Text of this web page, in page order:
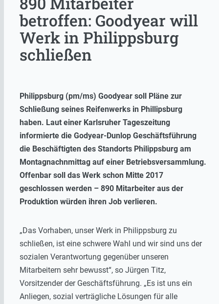
betroffen: Goodyear will
Werk in Philippsburg
schließen
Philippsburg (pm/ms) Goodyear soll Pläne zur
Schließung seines Reifenwerks in Phillipsburg
haben. Laut einer Karlsruher Tageszeitung
informierte die Godyear-Dunlop Geschäftsführung
die Beschäftigten des Standorts Philippsburg am
Montagnachnmittag auf einer Betriebsversammlung.
Offenbar soll das Werk schon Mitte 2017
geschlossen werden – 890 Mitarbeiter aus der
Produktion würden ihren Job verlieren.
„Das Vorhaben, unser Werk in Philippsburg zu
schließen, ist eine schwere Wahl und wir sind uns der
sozialen Verantwortung gegenüber unseren
Mitarbeitern sehr bewusst“, so Jürgen Titz,
Vorsitzender der Geschäftsführung. „Es ist uns ein
Anliegen, sozial verträgliche Lösungen für alle